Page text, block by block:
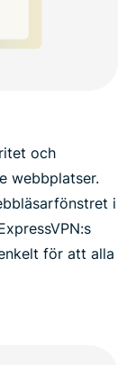
och
webbplatser.
i
för att alla